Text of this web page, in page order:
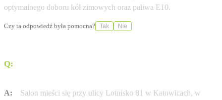
optymalnego doboru kół zimowych oraz paliwa E10.
Czy ta odpowiedź była pomocna? Tak Nie
Q:
A:
Salon mieści się przy ulicy Lotnisko 81 w Katowicach, w